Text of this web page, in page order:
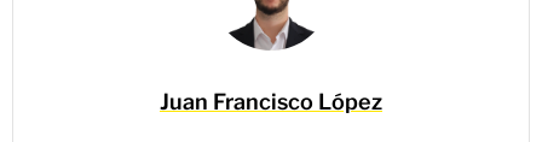
Juan Francisco López